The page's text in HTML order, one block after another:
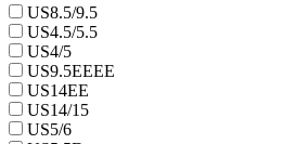
US8.5/9.5
US4.5/5.5
US4/5
US9.5EEEE
US14EE
US14/15
US5/6